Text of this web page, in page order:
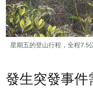
星期五的登山行程，全程7.5
發生突發事件